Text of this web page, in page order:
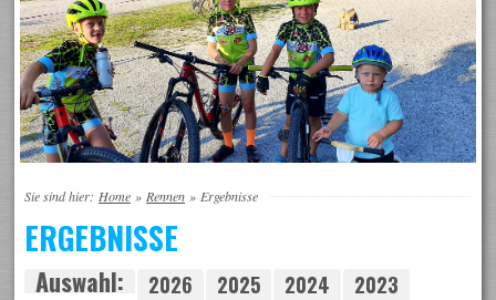
Sie sind hier: Home » Rennen » Ergebnisse
ERGEBNISSE
Auswahl: 2026 2025 2024
2023